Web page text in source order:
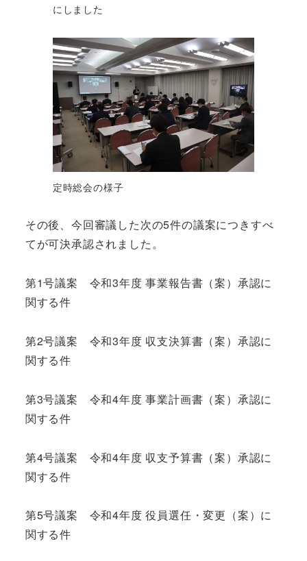
にしました
定時総会の様子
その後、今回審議した次の5件の議案につきすべ
てが可決承認されました。
第1号議案 令和3年度 事業報告書（案）承認に
関する件
第2号議案 令和3年度 収支決算書（案）承認に
関する件
第3号議案 令和4年度 事業計画書（案）承認に
関する件
第4号議案 令和4年度 収支予算書（案）承認に
関する件
第5号議案 令和4年度 役員選任・変更（案）に
関する件